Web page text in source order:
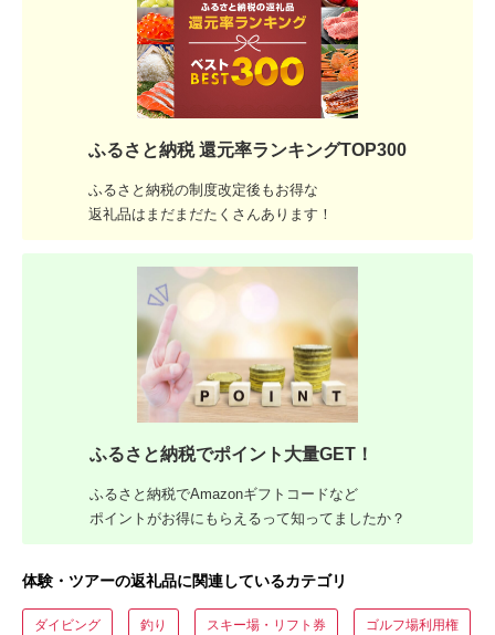
ふるさと納税 還元率ランキングTOP300
ふるさと納税の制度改定後もお得な
返礼品はまだまだたくさんあります！
ふるさと納税でポイント大量GET！
ふるさと納税でAmazonギフトコードなど
ポイントがお得にもらえるって知ってましたか？
体験・ツアーの返礼品に関連しているカテゴリ
ダイビング 釣り スキー場・リフト券 ゴルフ場利用権